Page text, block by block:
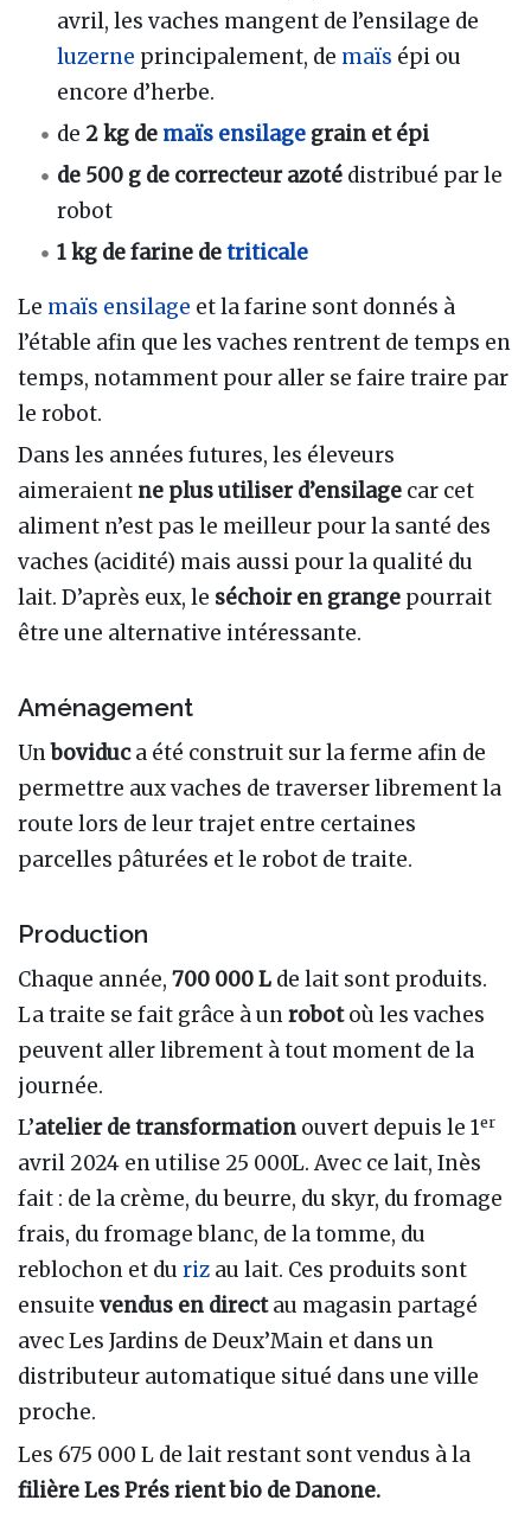
avril, les vaches mangent de l’ensilage de
luzerne principalement, de maïs épi ou
encore d’herbe.
de 2 kg de maïs ensilage grain et épi
de 500 g de correcteur azoté distribué par le
robot
1 kg de farine detriticale
Le maïs ensilage et la farine sont donnés à
l’étable afin que les vaches rentrent de temps en
temps, notamment pour aller se faire traire par
le robot.
Dans les années futures, les éleveurs
aimeraient ne plus utiliser d’ensilage car cet
aliment n’est pas le meilleur pour la santé des
vaches (acidité) mais aussi pour la qualité du
lait. D’après eux, le séchoir en grange pourrait
être une alternative intéressante.
Aménagement
Unboviduca été construit sur la ferme afin de
permettre aux vaches de traverser librement la
route lors de leur trajet entre certaines
parcelles pâturées et le robot de traite.
Production
Chaque année, 700 000 L de lait sont produits.
La traite se fait grâce à unrobotoù les vaches
peuvent aller librement à tout moment de la
journée.
L’atelier de transformation ouvert depuis le 1er
avril 2024 en utilise 25 000L. Avec ce lait, Inès
fait : de la crème, du beurre, du skyr, du fromage
frais, du fromage blanc, de la tomme, du
reblochon et du riz au lait. Ces produits sont
ensuite vendus en directau magasin partagé
avec Les Jardins de Deux’Main et dans un
distributeur automatique situé dans une ville
proche.
Les 675 000 L de lait restant sont vendus à la
filière Les Prés rient bio de Danone.